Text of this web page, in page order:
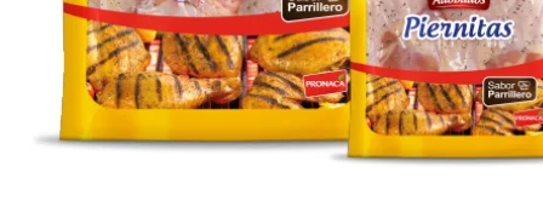
Ambiente
Favorita en acción
Corporativo
Emprendimiento